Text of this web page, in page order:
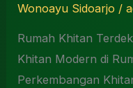
Wonoayu Sidoarjo /
Rumah Khitan
Khitan Modern di
Perkembangan